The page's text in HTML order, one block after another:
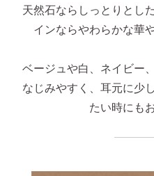
天然石ならしっとりとし
インならやわらかな華
ベージュや白、ネイビー
なじみやすく、耳元に少
たい時にも